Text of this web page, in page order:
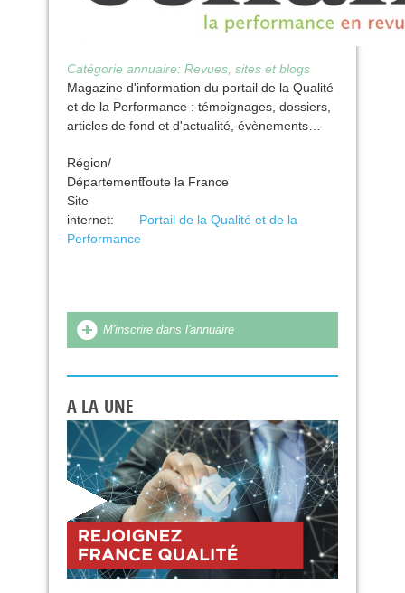
Catégorie annuaire: Revues, sites et blogs
Magazine d'information du portail de la Qualité
et de la Performance : témoignages, dossiers,
articles de fond et d'actualité, évènements…
Région/
Département:Toute la France
Site
internet:
Portail de la Qualité et de la
Performance
M'inscrire dans l'annuaire
A LA UNE